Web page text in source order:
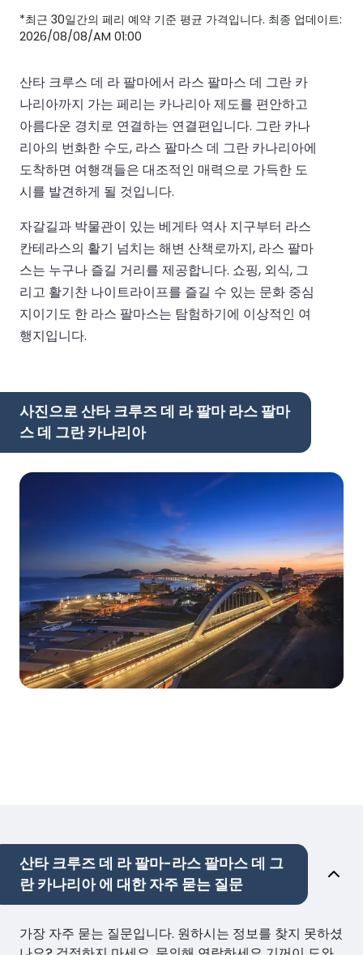
*최근 30일간의 페리 예약 기준 평균 가격입니다. 최종 업데이트:
2026/08/08/AM 01:00
산타 크루스 데 라 팔마에서 라스 팔마스 데 그란 카
나리아까지 가는 페리는 카나리아 제도를 편안하고
아름다운 경치로 연결하는 연결편입니다. 그란 카나
리아의 번화한 수도, 라스 팔마스 데 그란 카나리아에
도착하면 여행객들은 대조적인 매력으로 가득한 도
시를 발견하게 될 것입니다.
자갈길과 박물관이 있는 베게타 역사 지구부터 라스
칸테라스의 활기 넘치는 해변 산책로까지, 라스 팔마
스는 누구나 즐길 거리를 제공합니다. 쇼핑, 외식, 그
리고 활기찬 나이트라이프를 즐길 수 있는 문화 중심
지이기도 한 라스 팔마스는 탐험하기에 이상적인 여
행지입니다.
사진으로 산타 크루즈 데 라 팔마 라스 팔마
스 데 그란 카나리아
산타 크루즈 데 라 팔마-라스 팔마스 데 그
란 카나리아 에 대한 자주 묻는 질문
가장 자주 묻는 질문입니다. 원하시는 정보를 찾지 못하셨